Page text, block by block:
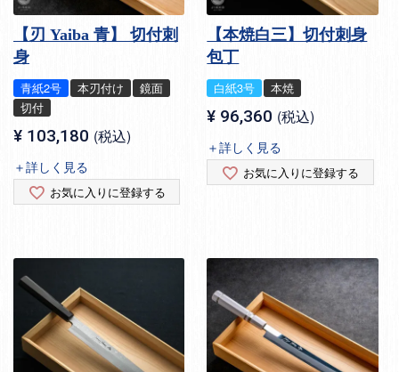
【刃 Yaiba 青】 切付刺
身
青紙2号 本刃付け
鏡面
切付
¥ 103,180 税込
＋詳しく見る
お気に入りに登録する
【本焼白三】切付刺身
包丁
白紙3号 本焼
¥ 96,360 税込
＋詳しく見る
お気に入りに登録する